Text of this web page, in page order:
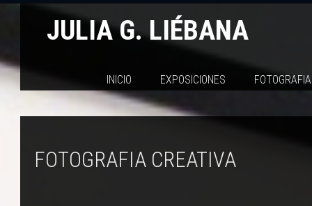
JULIA G. LIÉBANA
INICIO EXPOSICIONES
FOTOGRAFIA CREATIVA